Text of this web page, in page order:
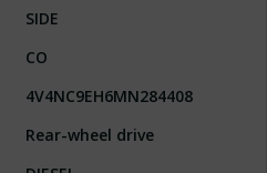
SIDE
CO
4V4NC9EH6MN284408
Rear-wheel drive